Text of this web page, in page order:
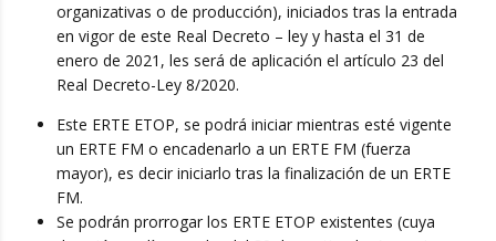
organizativas o de producción), iniciados tras la entrada
en vigor de este Real Decreto – ley y hasta el 31 de
enero de 2021, les será de aplicación el artículo 23 del
Real Decreto-Ley 8/2020.
Este ERTE ETOP, se podrá iniciar mientras esté vigente
un ERTE FM o encadenarlo a un ERTE FM (fuerza
mayor), es decir iniciarlo tras la finalización de un ERTE
FM.
Se podrán prorrogar los ERTE ETOP existentes (cuya